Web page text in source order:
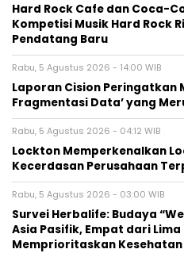
Hard Rock Cafe dan Coca-
Kompetisi Musik Hard Rock
Pendatang Baru
Rabu, 5 Agustus 2026 - 14:00 WIB
Laporan Cision Peringatkan
Fragmentasi Data’ yang
Rabu, 5 Agustus 2026 - 04:12 WIB
Lockton Memperkenalkan
Kecerdasan Perusahaan
Rabu, 5 Agustus 2026 - 03:00 WIB
Survei Herbalife: Budaya
Asia Pasifik, Empat dari Lima
Memprioritaskan